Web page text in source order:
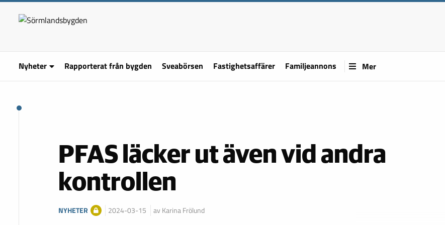
Nyheter Rapporterat från bygden Sveabörsen Fastighetsaffärer Familjeannons Mer
PFAS läcker ut även vid andra
kontrollen
NYHETER 2024-03-15 av Karina Frölund